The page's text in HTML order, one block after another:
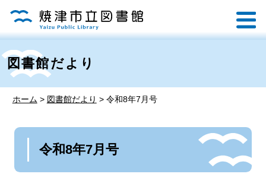
図書館だより
ホーム > 図書館だより > 令和8年7月号
令和8年7月号